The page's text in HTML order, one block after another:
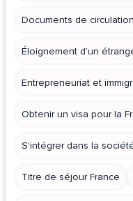
Documents de
Éloignement d'un
Entrepreneuriat et
Obtenir un visa pour la
S'intégrer dans la
Titre de séjour France